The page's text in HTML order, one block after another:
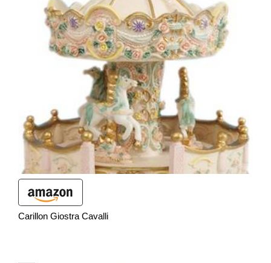
Carillon Giostra Cavalli